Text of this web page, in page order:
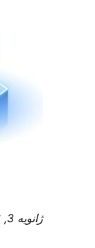
ژانویه 3, 2026